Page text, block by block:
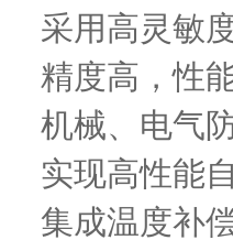
采用高灵敏
精度高，性
机械、电气
实现高性能
集成温度补